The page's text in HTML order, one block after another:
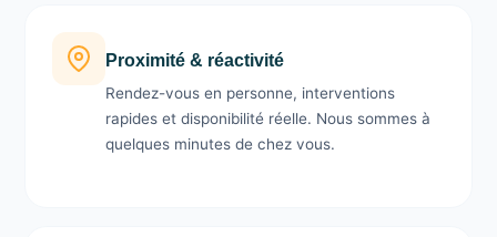
Proximité & réactivité
Rendez-vous en personne, interventions
rapides et disponibilité réelle. Nous sommes à
quelques minutes de chez vous.